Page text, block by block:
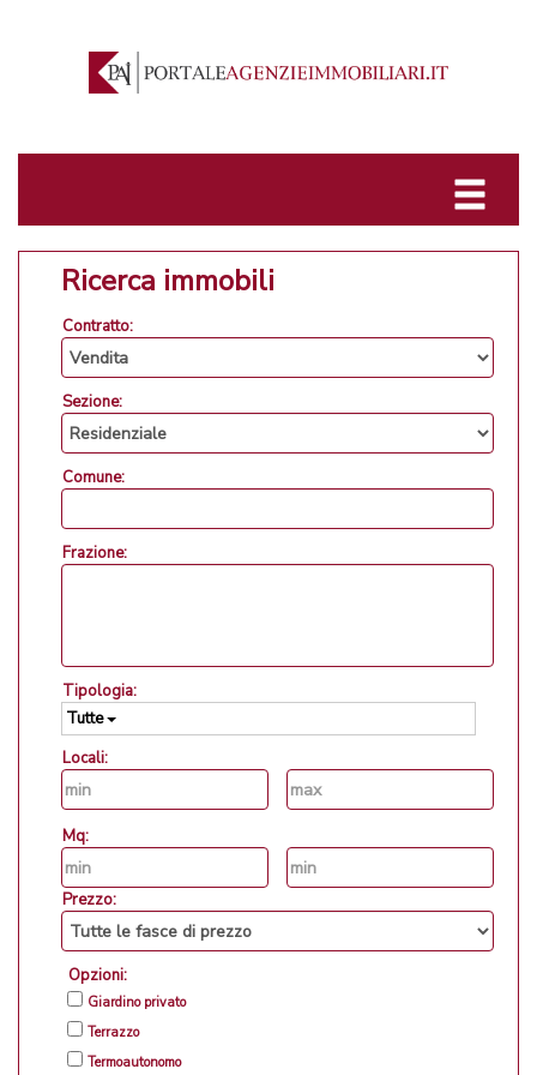
Ricerca immobili
Contratto:
Sezione:
Comune:
Frazione:
Tipologia:
Tutte
Locali:
Mq:
Prezzo:
Opzioni:
Giardino privato
Terrazzo
Termoautonomo